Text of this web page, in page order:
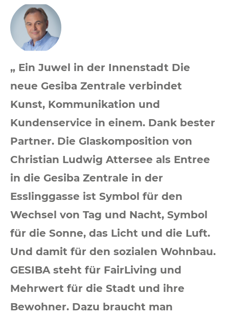
„ Ein Juwel in der Innenstadt Die
neue Gesiba Zentrale verbindet
Kunst, Kommunikation und
Kundenservice in einem. Dank bester
Partner. Die Glaskomposition von
Christian Ludwig Attersee als Entree
in die Gesiba Zentrale in der
Esslinggasse ist Symbol für den
Wechsel von Tag und Nacht, Symbol
für die Sonne, das Licht und die Luft.
Und damit für den sozialen Wohnbau.
GESIBA steht für FairLiving und
Mehrwert für die Stadt und ihre
Bewohner. Dazu braucht man